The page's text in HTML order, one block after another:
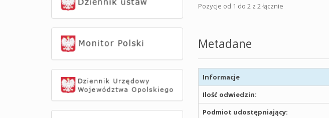
Pozycje od 1 do 2 z 2 łącznie
Metadane
Informacje
Ilość odwiedzin:
Podmiot udostępniający: